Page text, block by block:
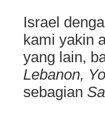
Israel
kami yakin
yang lain,
Lebanon,
sebagian